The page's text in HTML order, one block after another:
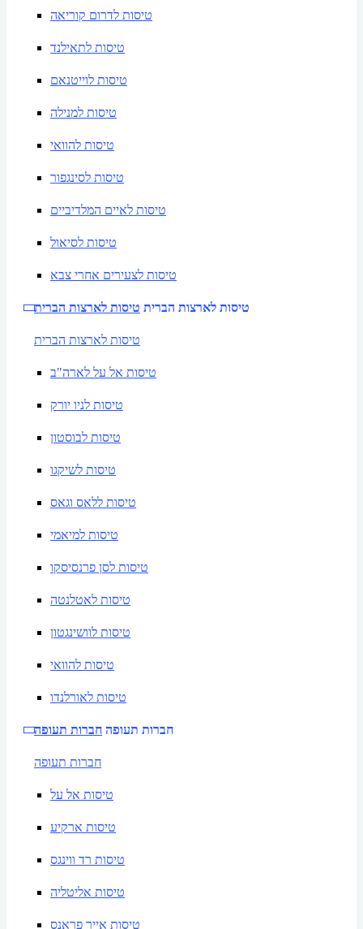
טיסות לדרום קוריאה
טיסות לתאילנד
טיסות לוייטנאם
טיסות למנילה
טיסות להוואי
טיסות לסינגפור
טיסות לאיים המלדיביים
טיסות לסיאול
טיסות לצעירים אחרי צבא
טיסות לארצות הברית טיסות לארצות הברית
טיסות לארצות הברית
טיסות אל על לארה"ב
טיסות לניו יורק
טיסות לבוסטון
טיסות לשיקגו
טיסות ללאס וגאס
טיסות למיאמי
טיסות לסן פרנסיסקו
טיסות לאטלנטה
טיסות לוושינגטון
טיסות להוואי
טיסות לאורלנדו
חברות תעופה חברות תעופה
חברות תעופה
טיסות אל על
טיסות ארקיע
טיסות רד ווינגס
טיסות אליטליה
טיסות אייר פראנס